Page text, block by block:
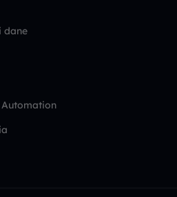
dane